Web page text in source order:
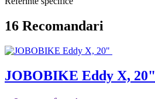
16 Recomandari
JOBOBIKE Eddy X, 20"